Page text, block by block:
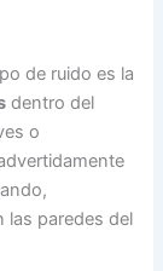
de ruido es la
dentro del
o
las paredes del